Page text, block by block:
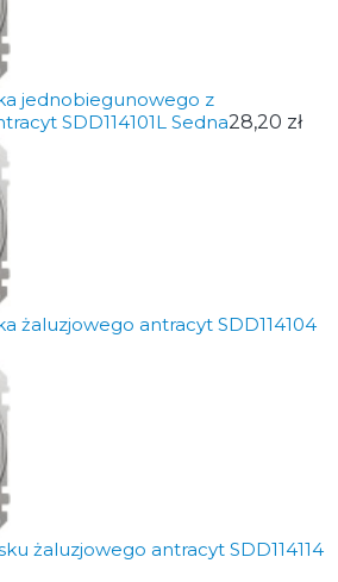
jednobiegunowego z
SDD114101L Sedna28,20 zł
żaluzjowego antracyt SDD114104
żaluzjowego antracyt SDD114114